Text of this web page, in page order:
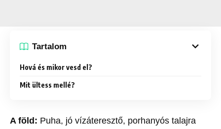
Tartalom
Hová és mikor vesd el?
Mit ültess mellé?
A föld: Puha, jó vízáteresztő, porhanyós talajra